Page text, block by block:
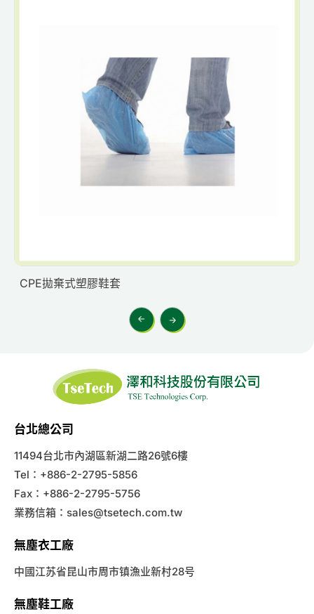
CPE拋棄式塑膠鞋套
台北總公司
11494台北市內湖區新湖二路26號6樓
Tel：+886-2-2795-5856
Fax：+886-2-2795-5756
業務信箱： sales@tsetech.com.tw
無塵衣工廠
中國江苏省昆山市周市镇漁业新村28号
無塵鞋工廠